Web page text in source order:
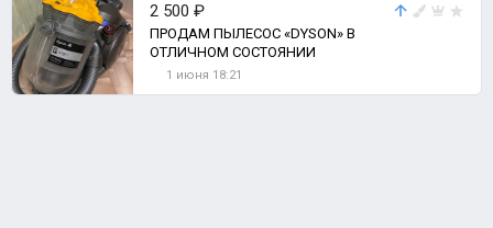
2 500 ₽
ПРОДАМ ПЫЛЕСОС «DYSON» В
ОТЛИЧНОМ СОСТОЯНИИ
1 июня 18:21